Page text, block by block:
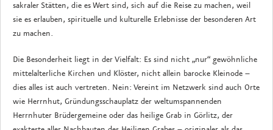
sakraler Stätten, die es Wert sind, sich auf die Reise zu machen, weil
sie es erlauben, spirituelle und kulturelle Erlebnisse der besonderen Art
zu machen.
Die Besonderheit liegt in der Vielfalt: Es sind nicht „nur“ gewöhnliche
mittelalterliche Kirchen und Klöster, nicht allein barocke Kleinode –
dies alles ist auch vertreten. Nein: Vereint im Netzwerk sind auch Orte
wie Herrnhut, Gründungsschauplatz der weltumspannenden
Herrnhuter Brüdergemeine oder das heilige Grab in Görlitz, der